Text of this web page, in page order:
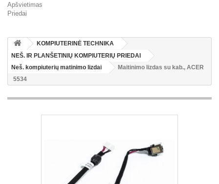
Apšvietimas
Priedai
KOMPIUTERINĖ TECHNIKA
NEŠ. IR PLANŠETINIŲ KOMPIUTERIŲ PRIEDAI
Neš. kompiuterių matinimo lizdai
Maitinimo lizdas su kab., ACER
5534